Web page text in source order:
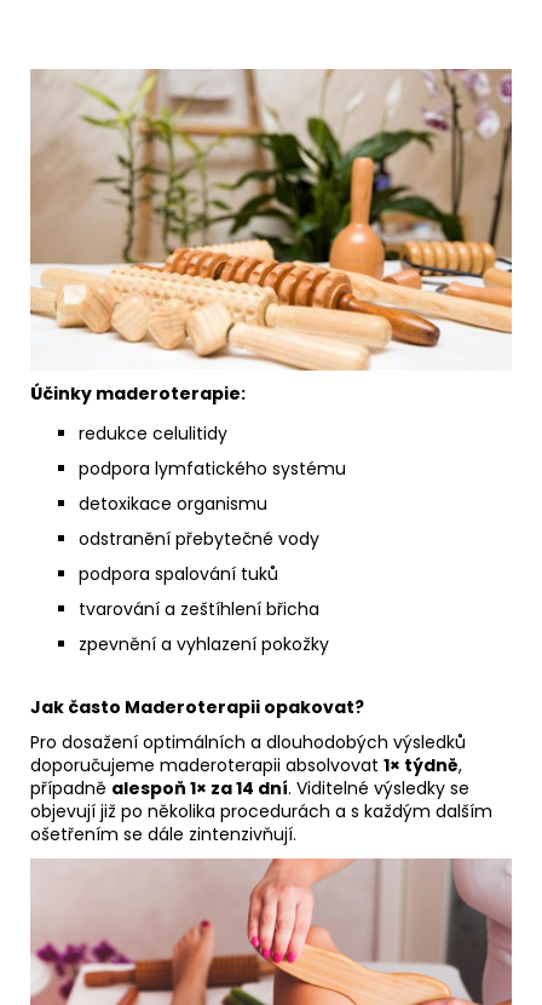
Účinky maderoterapie:
redukce celulitidy
podpora lymfatického systému
detoxikace organismu
odstranění přebytečné vody
podpora spalování tuků
tvarování a zeštíhlení břicha
zpevnění a vyhlazení pokožky
Jak často Maderoterapii opakovat?
Pro dosažení optimálních a dlouhodobých výsledků
doporučujeme maderoterapii absolvovat 1× týdně,
případně alespoň 1× za 14 dní. Viditelné výsledky se
objevují již po několika procedurách a s každým dalším
ošetřením se dále zintenzivňují.